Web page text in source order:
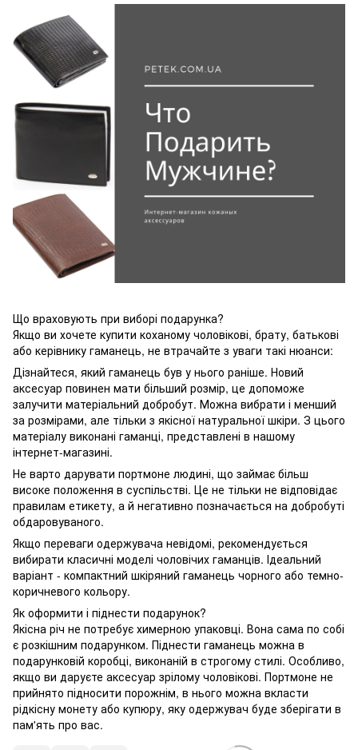
Що враховують при виборі подарунка?
Якщо ви хочете купити коханому чоловікові, брату, батькові
або керівнику гаманець, не втрачайте з уваги такі нюанси:
Дізнайтеся, який гаманець був у нього раніше. Новий
аксесуар повинен мати більший розмір, це допоможе
залучити матеріальний добробут. Можна вибрати і менший
за розмірами, але тільки з якісної натуральної шкіри. З цього
матеріалу виконані гаманці, представлені в нашому
інтернет-магазині.
Не варто дарувати портмоне людині, що займає більш
високе положення в суспільстві. Це не тільки не відповідає
правилам етикету, а й негативно позначається на добробуті
обдаровуваного.
Якщо переваги одержувача невідомі, рекомендується
вибирати класичні моделі чоловічих гаманців. Ідеальний
варіант - компактний шкіряний гаманець чорного або темно-
коричневого кольору.
Як оформити і піднести подарунок?
Якісна річ не потребує химерною упаковці. Вона сама по собі
є розкішним подарунком. Піднести гаманець можна в
подарунковій коробці, виконаній в строгому стилі. Особливо,
якщо ви даруєте аксесуар зрілому чоловікові. Портмоне не
прийнято підносити порожнім, в нього можна вкласти
рідкісну монету або купюру, яку одержувач буде зберігати в
пам'ять про вас.